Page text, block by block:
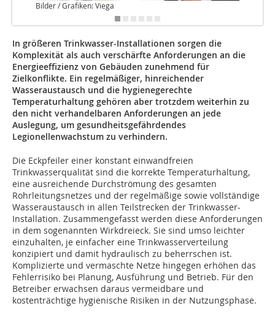
Bilder / Grafiken: Viega
In größeren Trinkwasser-Installationen sorgen die
Komplexität als auch verschärfte Anforderungen an die
Energieeffizienz von Gebäuden zunehmend für
Zielkonflikte. Ein regelmäßiger, hinreichender
Wasseraustausch und die hygienegerechte
Temperaturhaltung gehören aber trotzdem weiterhin zu
den nicht verhandelbaren Anforderungen an jede
Auslegung, um gesundheitsgefährdendes
Legionellenwachstum zu verhindern.
Die Eckpfeiler einer konstant einwandfreien
Trinkwasserqualität sind die korrekte Temperaturhaltung,
eine ausreichende Durchströmung des gesamten
Rohrleitungsnetzes und der regelmäßige sowie vollständige
Wasseraustausch in allen Teilstrecken der Trinkwasser-
Installation. Zusammengefasst werden diese Anforderungen
in dem sogenannten Wirkdreieck. Sie sind umso leichter
einzuhalten, je einfacher eine Trinkwasserverteilung
konzipiert und damit hydraulisch zu beherrschen ist.
Komplizierte und vermaschte Netze hingegen erhöhen das
Fehlerrisiko bei Planung, Ausführung und Betrieb. Für den
Betreiber erwachsen daraus vermeidbare und
kostenträchtige hygienische Risiken in der Nutzungsphase.